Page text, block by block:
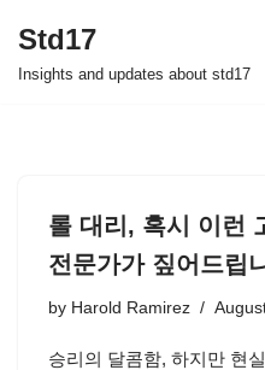
Skip
Std17
Insights and updates about std17
롤 대리, 혹시 이런
전문가가 짚어드립
by Harold Ramirez
승리의 달콤함, 하지만 현